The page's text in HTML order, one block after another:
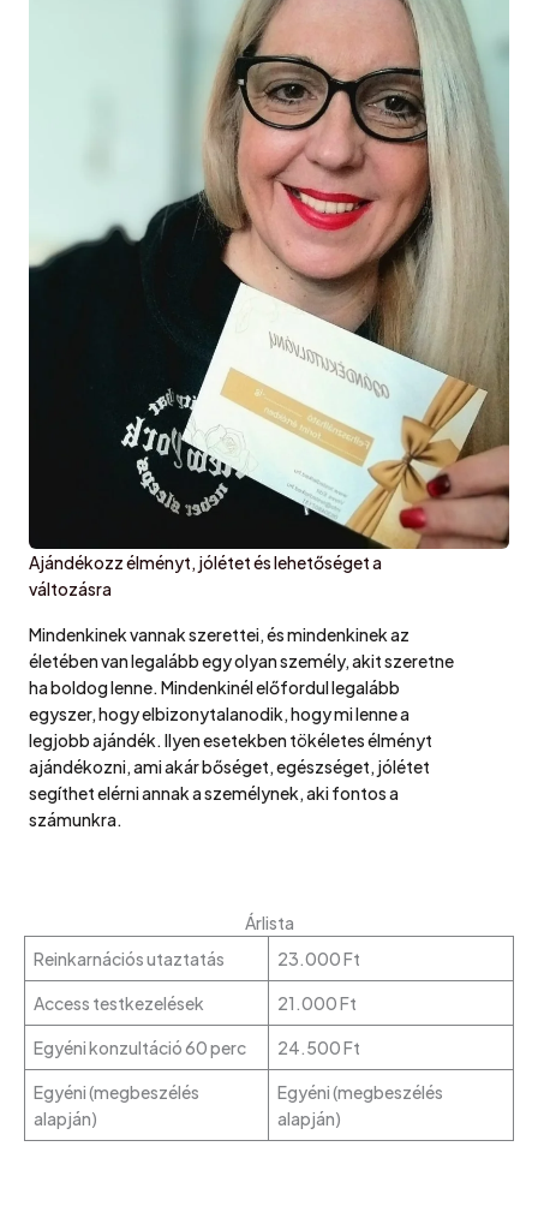
Ajándékozz élményt, jólétet és lehetőséget a
változásra
Mindenkinek vannak szerettei, és mindenkinek az
életében van legalább egy olyan személy, akit szeretne
ha boldog lenne. Mindenkinél előfordul legalább
egyszer, hogy elbizonytalanodik, hogy mi lenne a
legjobb ajándék. Ilyen esetekben tökéletes élményt
ajándékozni, ami akár bőséget, egészséget, jólétet
segíthet elérni annak a személynek, aki fontos a
számunkra.
Árlista
Reinkarnációs utaztatás
23.000 Ft
Access testkezelések 21.000 Ft
Egyéni konzultáció 60 perc 24.500 Ft
Egyéni (megbeszélés
alapján)
Egyéni (megbeszélés
alapján)